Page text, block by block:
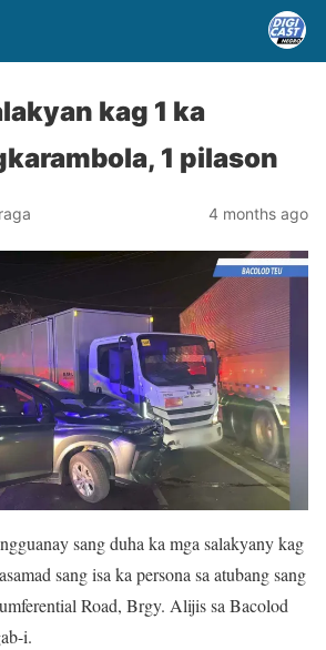
kag 1 ka
1 pilason
4 months ago
sang duha ka mga salakyany kag
sang isa ka persona sa atubang sang
Road, Brgy. Alijis sa Bacolod
i.